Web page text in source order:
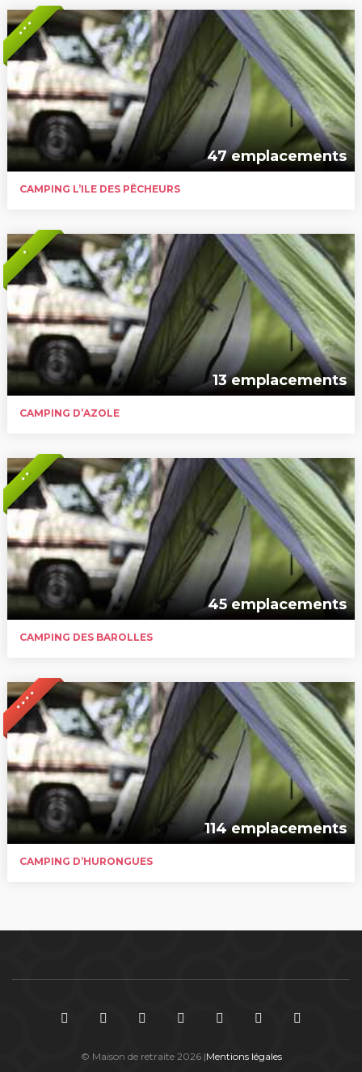
* * *
47 emplacements
CAMPING L’ILE DES PÊCHEURS
*
13 emplacements
CAMPING D’AZOLE
* *
45 emplacements
CAMPING DES BAROLLES
* * * *
114 emplacements
CAMPING D’HURONGUES
© Maison de retraite 2026 |Mentions légales